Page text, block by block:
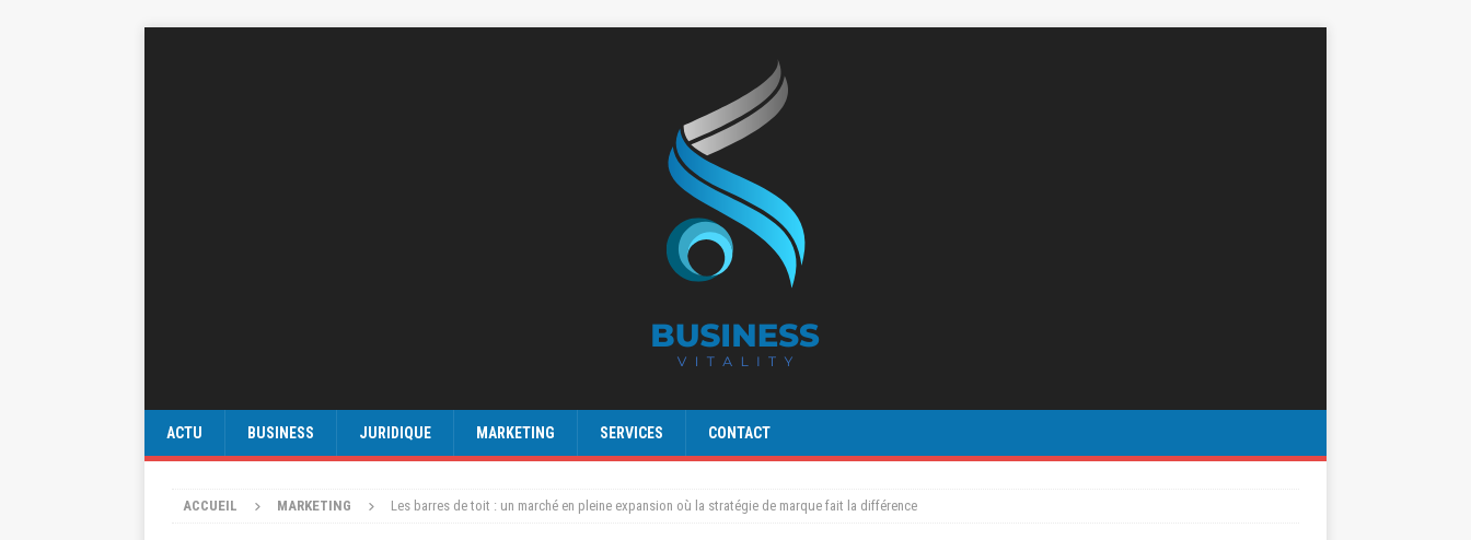
ACTU BUSINESS JURIDIQUE MARKETING SERVICES CONTACT
ACCUEIL MARKETING Les barres de toit : un marché en pleine expansion où la stratégie de marque fait la différence